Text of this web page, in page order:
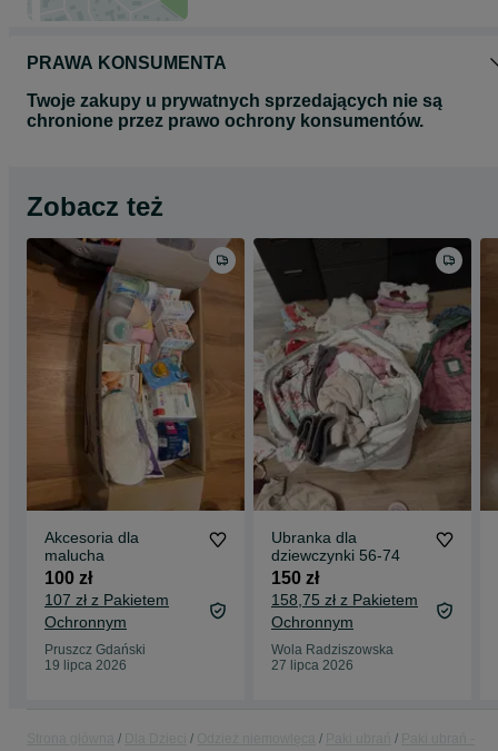
PRAWA KONSUMENTA
Twoje zakupy u prywatnych sprzedających nie są
chronione przez prawo ochrony konsumentów.
Zobacz też
Akcesoria dla
malucha
100 zł
107 zł z Pakietem
Ochronnym
Pruszcz Gdański
19 lipca 2026
Ubranka dla
dziewczynki 56-74
150 zł
158,75 zł z Pakietem
Ochronnym
Wola Radziszowska
27 lipca 2026